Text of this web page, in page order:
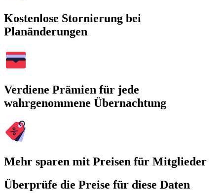
Kostenlose Stornierung bei
Planänderungen
Verdiene Prämien für jede
wahrgenommene Übernachtung
Mehr sparen mit Preisen für Mitglieder
Überprüfe die Preise für diese Daten